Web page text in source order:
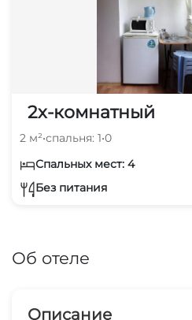
2х-комнатный
2 м²•спальня: 1•0
Спальных мест: 4
Без питания
Об отеле
Описание